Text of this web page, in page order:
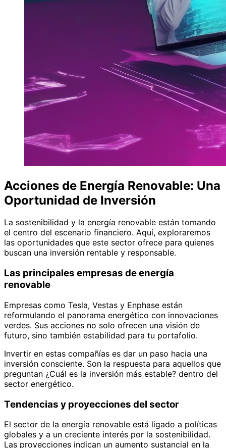
Acciones de Energía Renovable: Una
Oportunidad de Inversión
La sostenibilidad y la energía renovable están tomando
el centro del escenario financiero. Aquí, exploraremos
las oportunidades que este sector ofrece para quienes
buscan una inversión rentable y responsable.
Las principales empresas de energía
renovable
Empresas como Tesla, Vestas y Enphase están
reformulando el panorama energético con innovaciones
verdes. Sus acciones no solo ofrecen una visión de
futuro, sino también estabilidad para tu portafolio.
Invertir en estas compañías es dar un paso hacia una
inversión consciente. Son la respuesta para aquellos que
preguntan ¿Cuál es la inversión más estable? dentro del
sector energético.
Tendencias y proyecciones del sector
El sector de la energía renovable está ligado a políticas
globales y a un creciente interés por la sostenibilidad.
Las proyecciones indican un aumento sustancial en la